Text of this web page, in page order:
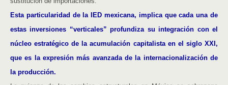
Esta particularidad de la IED mexicana, implica que cada una de
estas inversiones “verticales” profundiza su integración con el
núcleo estratégico de la acumulación capitalista en el siglo XXI,
que es la expresión más avanzada de la internacionalización de
la producción.